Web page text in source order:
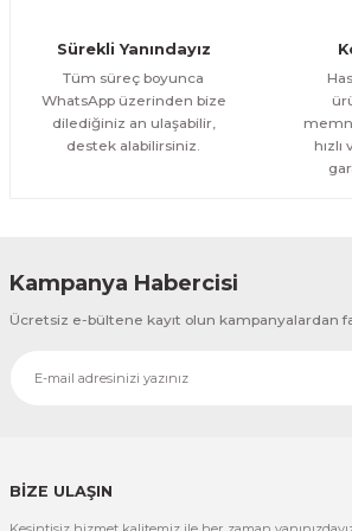
300,00 TL %25
CeSht
CeSht
Pembe Fonlu Good Things Are Coming Yazılı
500,00 TL
Sürekli Yanındayız
Tüm süreç boyunca
WhatsApp üzerinden bize
dilediğiniz an ulaşabilir,
destek alabilirsiniz.
Kampanya Habercisi
Ücretsiz e-bültene kayıt olun kampanyalardan
BİZE ULAŞIN